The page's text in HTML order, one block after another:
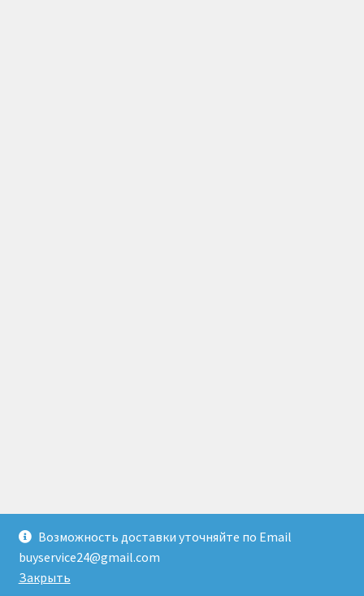
Возможность доставки уточняйте по Email
buyservice24@gmail.com
Закрыть
© Доставка товаров из Гонконга 2026
Создано с помощью WooCommerce